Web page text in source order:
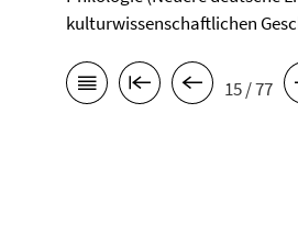
kulturwissenschaftlichen
15 / 77